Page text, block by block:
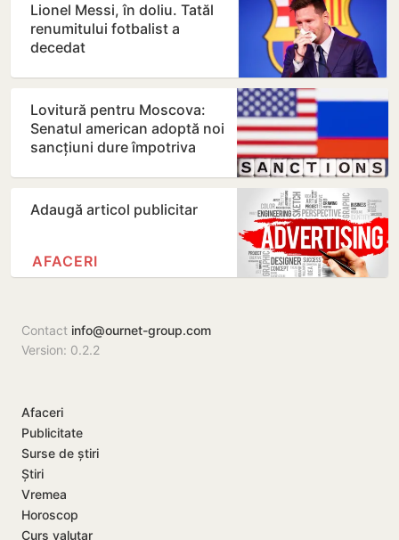
Lionel Messi, în doliu. Tatăl
renumitului fotbalist a
decedat
Lovitură pentru Moscova:
Senatul american adoptă noi
sancțiuni dure împotriva
Adaugă articol publicitar
AFACERI
Contact info@ournet-group.com
Version: 0.2.2
Afaceri
Publicitate
Surse de știri
Știri
Vremea
Horoscop
Curs valutar